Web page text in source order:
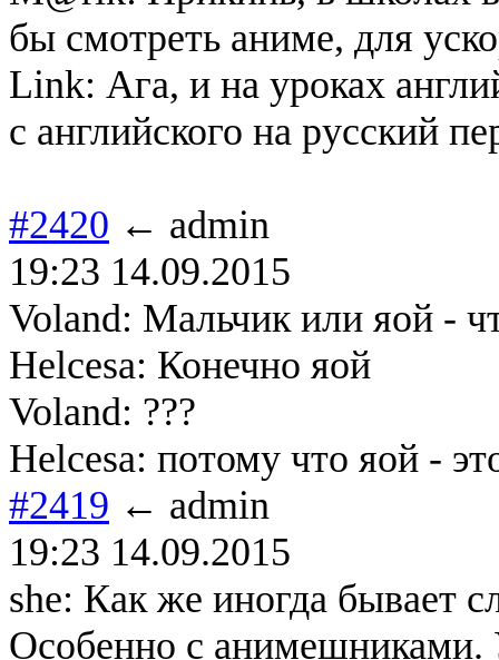
бы смотреть аниме, для
Link: Ага, и на уроках
с английского на русский
#2420 ← admin
19:23 14.09.2015
Voland: Мальчик или яой -
Helcesa: Конечно яой
Voland: ???
Helcesa: потому что яой -
#2419 ← admin
19:23 14.09.2015
she: Как же иногда бывает
Особенно с анимешниками.